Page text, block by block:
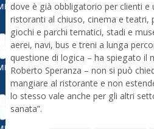
dove è già obbligatorio per clienti e
ristoranti al chiuso, cinema e teatri,
giochi e parchi tematici, stadi e
aerei, navi, bus e treni a lunga
questione di logica – ha spiegato il
Roberto Speranza – non si può
mangiare al ristorante e non
lo stesso vale anche per gli altri
sanata”.